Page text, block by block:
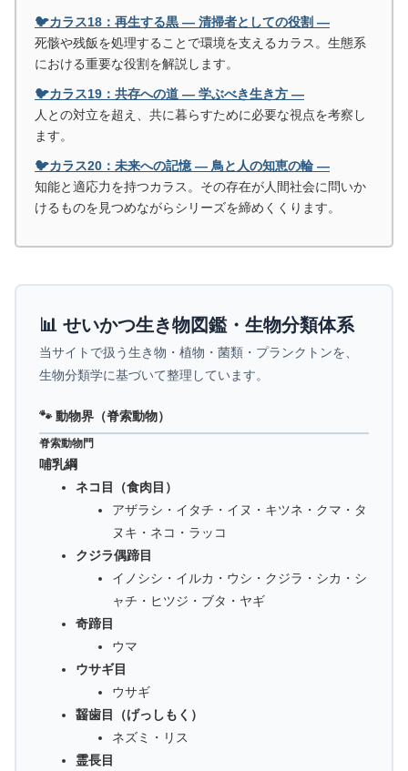
🐦カラス18：再生する黒 ― 清掃者としての役割 ―
死骸や残飯を処理することで環境を支えるカラス。生態系
における重要な役割を解説します。
🐦カラス19：共存への道 ― 学ぶべき生き方 ―
人との対立を超え、共に暮らすために必要な視点を考察し
ます。
🐦カラス20：未来への記憶 ― 鳥と人の知恵の輪 ―
知能と適応力を持つカラス。その存在が人間社会に問いか
けるものを見つめながらシリーズを締めくくります。
📊 せいかつ生き物図鑑・生物分類体系
当サイトで扱う生き物・植物・菌類・プランクトンを、
生物分類学に基づいて整理しています。
🐾 動物界（脊索動物）
脊索動物門
哺乳綱
ネコ目（食肉目）
アザラシ・イタチ・イヌ・キツネ・クマ・タ
ヌキ・ネコ・ラッコ
クジラ偶蹄目
イノシシ・イルカ・ウシ・クジラ・シカ・シ
ャチ・ヒツジ・ブタ・ヤギ
奇蹄目
ウマ
ウサギ目
ウサギ
齧歯目（げっしもく）
ネズミ・リス
霊長目